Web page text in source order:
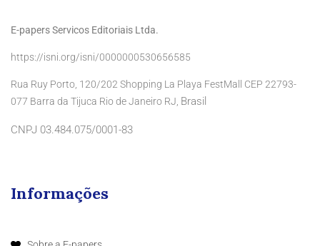
E-papers Servicos Editoriais Ltda.
https://isni.org/isni/0000000530656585
Rua Ruy Porto, 120/202 Shopping La Playa FestMall CEP 22793-
077 Barra da Tijuca Rio de Janeiro RJ, Brasil
CNPJ 03.484.075/0001-83
Informações